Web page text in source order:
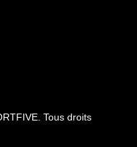
Tous droits